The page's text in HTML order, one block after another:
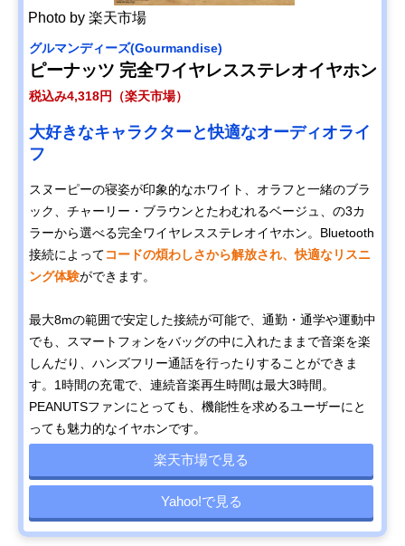
Photo by 楽天市場
グルマンディーズ(Gourmandise)
ピーナッツ 完全ワイヤレスステレオイヤホン
税込み4,318円（楽天市場）
大好きなキャラクターと快適なオーディオライ
フ
スヌーピーの寝姿が印象的なホワイト、オラフと一緒のブラ
ック、チャーリー・ブラウンとたわむれるベージュ、の3カ
ラーから選べる完全ワイヤレスステレオイヤホン。Bluetooth
接続によってコードの煩わしさから解放され、快適なリスニ
ング体験ができます。
最大8mの範囲で安定した接続が可能で、通勤・通学や運動中
でも、スマートフォンをバッグの中に入れたままで音楽を楽
しんだり、ハンズフリー通話を行ったりすることができま
す。1時間の充電で、連続音楽再生時間は最大3時間。
PEANUTSファンにとっても、機能性を求めるユーザーにと
っても魅力的なイヤホンです。
楽天市場で見る
Yahoo!で見る